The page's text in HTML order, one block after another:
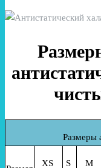
Размеры
XS S M